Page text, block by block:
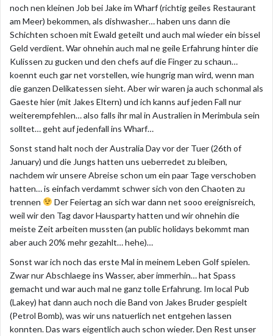
noch nen kleinen Job bei Jake im Wharf (richtig geiles Restaurant
am Meer) bekommen, als dishwasher… haben uns dann die
Schichten schoen mit Ewald geteilt und auch mal wieder ein bissel
Geld verdient. War ohnehin auch mal ne geile Erfahrung hinter die
Kulissen zu gucken und den chefs auf die Finger zu schaun…
koennt euch gar net vorstellen, wie hungrig man wird, wenn man
die ganzen Delikatessen sieht. Aber wir waren ja auch schonmal als
Gaeste hier (mit Jakes Eltern) und ich kanns auf jeden Fall nur
weiterempfehlen… also falls ihr mal in Australien in Merimbula sein
solltet… geht auf jedenfall ins Wharf…
Sonst stand halt noch der Australia Day vor der Tuer (26th of
January) und die Jungs hatten uns ueberredet zu bleiben,
nachdem wir unsere Abreise schon um ein paar Tage verschoben
hatten… is einfach verdammt schwer sich von den Chaoten zu
trennen
Der Feiertag an sich war dann net sooo ereignisreich,
weil wir den Tag davor Hausparty hatten und wir ohnehin die
meiste Zeit arbeiten mussten (an public holidays bekommt man
aber auch 20% mehr gezahlt… hehe)…
Sonst war ich noch das erste Mal in meinem Leben Golf spielen.
Zwar nur Abschlaege ins Wasser, aber immerhin… hat Spass
gemacht und war auch mal ne ganz tolle Erfahrung. Im local Pub
(Lakey) hat dann auch noch die Band von Jakes Bruder gespielt
(Petrol Bomb), was wir uns natuerlich net entgehen lassen
konnten. Das wars eigentlich auch schon wieder. Den Rest unser